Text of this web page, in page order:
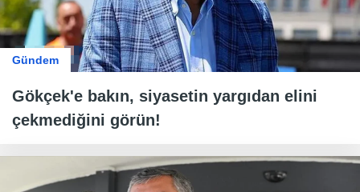
Gündem
Gökçek'e bakın, siyasetin yargıdan elini
çekmediğini görün!